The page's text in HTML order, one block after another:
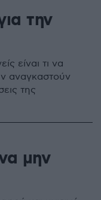
την
είναι τι να
αναγκαστούν
της
μην